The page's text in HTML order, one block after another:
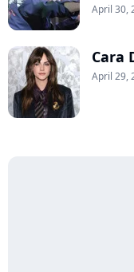
April 30,
Cara
April 29,